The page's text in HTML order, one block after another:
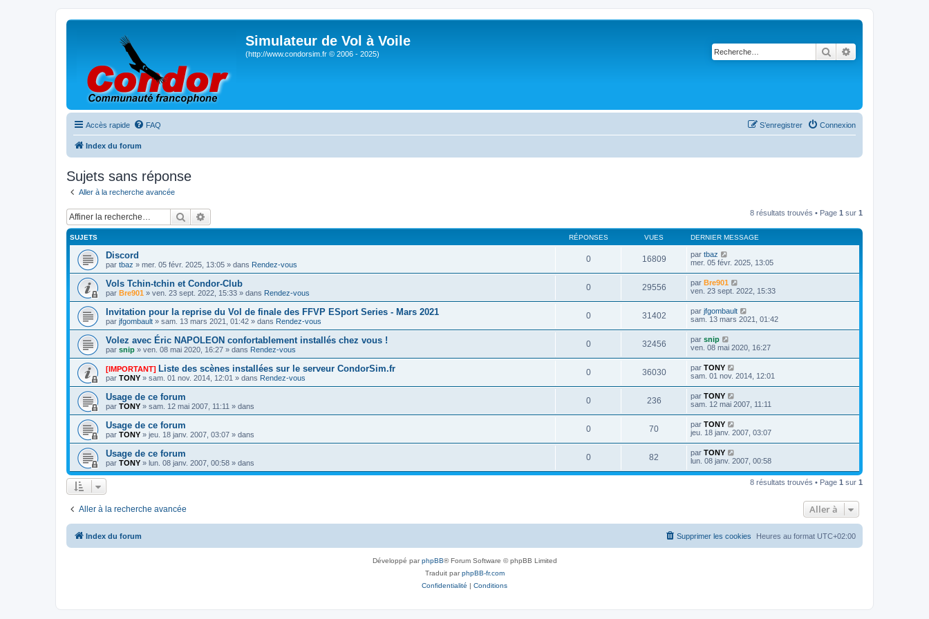
Simulateur de Vol à Voile
(http://www.condorsim.fr © 2006 - 2025) Rechercher
Accès rapide FAQ Connexion
S’enregistrer
Index du forum
Sujets sans réponse
Aller à la recherche avancée
Rechercher 8 résultats trouvés • Page 1 sur 1
SUJETS RÉPONSES VUES DERNIER MESSAGE
Discord
par tbaz » mer. 05 févr. 2025, 13:05 » dans Rendez-vous
0 16809 par tbaz
mer. 05 févr. 2025, 13:05
Vols Tchin-tchin et Condor-Club
par Bre901 » ven. 23 sept. 2022, 15:33 » dans Rendez-vous
0 29556 par Bre901
ven. 23 sept. 2022, 15:33
Invitation pour la reprise du Vol de finale des FFVP ESport Series - Mars 2021
par jfgombault » sam. 13 mars 2021, 01:42 » dans Rendez-vous
0 31402 par jfgombault
sam. 13 mars 2021, 01:42
Volez avec Éric NAPOLEON confortablement installés chez vous !
par snip » ven. 08 mai 2020, 16:27 » dans Rendez-vous
0 32456 par snip
ven. 08 mai 2020, 16:27
[IMPORTANT] Liste des scènes installées sur le serveur CondorSim.fr
par TONY » sam. 01 nov. 2014, 12:01 » dans Rendez-vous
0 36030 par TONY
sam. 01 nov. 2014, 12:01
Usage de ce forum
par TONY » sam. 12 mai 2007, 11:11 » dans
0 236 par TONY
sam. 12 mai 2007, 11:11
Usage de ce forum
par TONY » jeu. 18 janv. 2007, 03:07 » dans
0 70 par TONY
jeu. 18 janv. 2007, 03:07
Usage de ce forum
par TONY » lun. 08 janv. 2007, 00:58 » dans
0 82 par TONY
lun. 08 janv. 2007, 00:58
8 résultats trouvés • Page 1 sur 1
Aller à la recherche avancée Aller à
Index du forum Heures au format UTC+02:00
Supprimer les cookies
Développé parphpBB® Forum Software © phpBB Limited
Traduit parphpBB-fr.com
Confidentialité | Conditions